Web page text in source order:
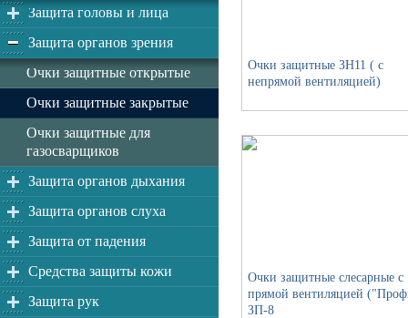
Защита головы и лица
Защита органов зрения
Очки защитные открытые
Очки защитные закрытые
Очки защитные для
газосварщиков
Защита органов дыхания
Защита органов слуха
Защита от падения
Средства защиты кожи
Защита рук
Очки защитные ЗН11 ( с
непрямой вентиляцией)
Очки защитные слесарные с
прямой вентиляцией
ЗП-8